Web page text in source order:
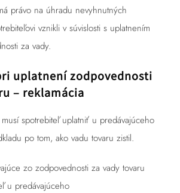
právo na úhradu nevyhnutných
vznikli v súvislosti s uplatnením
za vady.
uplatnení zodpovednosti
– reklamácia
spotrebiteľ uplatniť u predávajúceho
po tom, ako vadu tovaru zistil.
zo zodpovednosti za vady tovaru
u predávajúceho